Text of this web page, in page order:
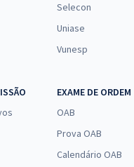
- Técnico do MPU - Enfermagem
à vista
R$ 59,98 (-20%)
Comprar
Selecon
Uniase
Vunesp
EXAME DE ORDEM
OAB
Prova OAB
Calendário OAB